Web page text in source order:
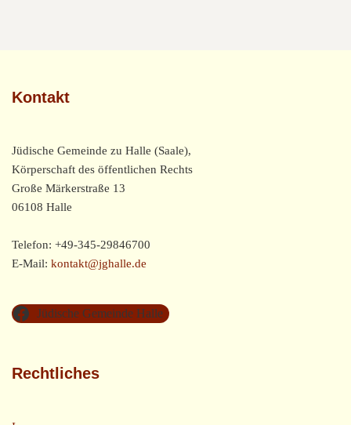
Kontakt
Jüdische Gemeinde zu Halle (Saale),
Körperschaft des öffentlichen Rechts
Große Märkerstraße 13
06108 Halle
Telefon: +49-345-29846700
E-Mail: kontakt@jghalle.de
Jüdische Gemeinde Halle
Rechtliches